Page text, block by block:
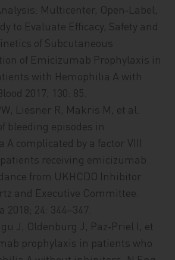
Multicenter, Open‑Label,
to Evaluate Efficacy, Safety and
of Subcutaneous
of Emicizumab Prophylaxis in
with Hemophilia A with
2017; 130: 85.
Liesner R, Makris M, et al.
bleeding episodes in
A complicated by a factor VIII
receiving emicizumab.
from UKHCDO Inhibitor
and Executive Committee.
24: 344‒347.
J, Oldenburg J, Paz‑Priel I, et
prophylaxis in patients who